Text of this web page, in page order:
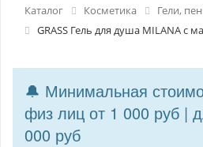
Каталог Косметика
Гели,
GRASS Гель для душа MILANA с
🔔 Минимальная
физ лиц от 1 000 руб |
000 руб